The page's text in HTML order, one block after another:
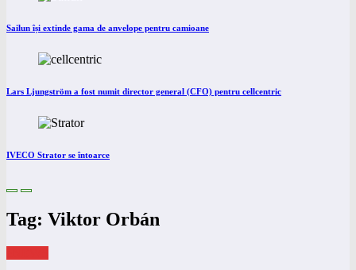
Sailun își extinde gama de anvelope pentru camioane
Lars Ljungström a fost numit director general (CFO) pentru cellcentric
IVECO Strator se întoarce
Tag: Viktor Orbán